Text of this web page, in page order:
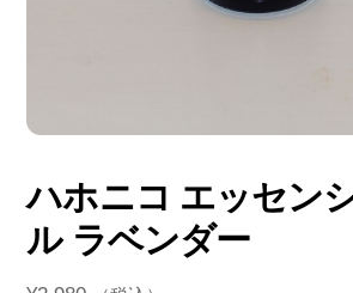
ハホニコ エッセン
ル ラベンダー